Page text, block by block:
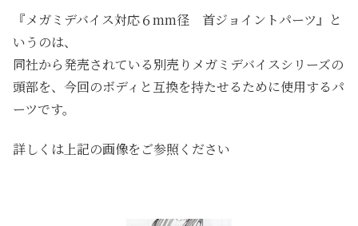
『メガミデバイス対応６mm径 首ジョイントパーツ』と
いうのは、
同社から発売されている別売りメガミデバイスシリーズの
頭部を、今回のボディと互換を持たせるために使用するパ
ーツです。
詳しくは上記の画像をご参照ください